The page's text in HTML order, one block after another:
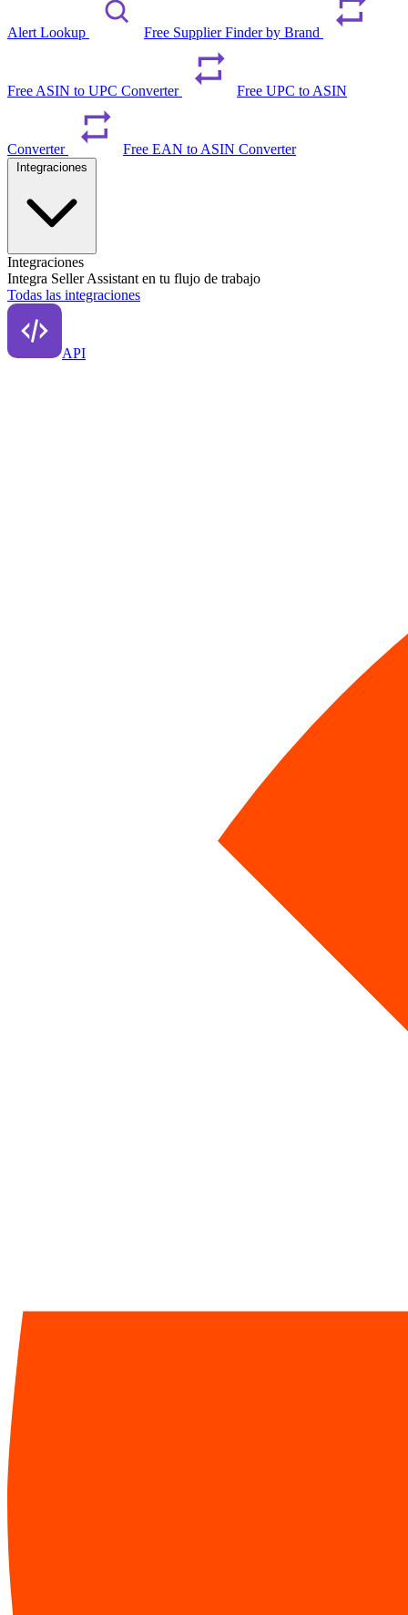
Alert Lookup Free Supplier Finder by Brand
Free ASIN to UPC Converter Free UPC to ASIN
Converter Free EAN to ASIN Converter
Integraciones
Integra Seller Assistant en tu flujo de trabajo
Todas las integraciones
API